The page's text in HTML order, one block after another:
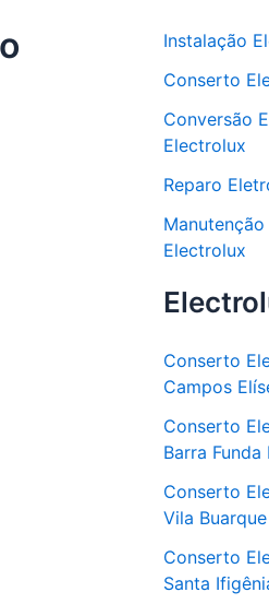
Instalação
Conserto
Conversão
Electrolux
Reparo
Electrolux
Conserto
Campos
Conserto
Barra Funda
Conserto
Vila Buarque
Conserto
Santa